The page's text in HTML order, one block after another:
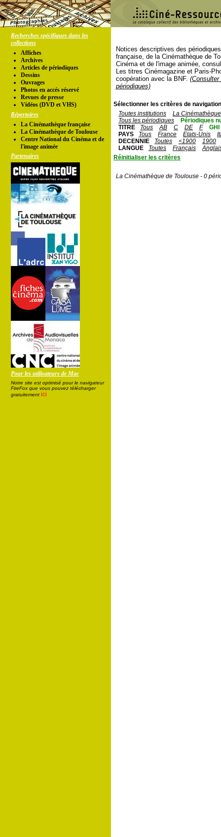
Recherches spécifiques dans les
collections
Affiches
Archives
Articles de périodiques
Dessins
Ouvrages
Photos en accés réservé
Revues de presse
Vidéos (DVD et VHS)
Répertoires
La Cinémathèque française
La Cinémathèque de Toulouse
Centre National du Cinéma et de
l'image animée
Partenaires
Pour les utilisateurs de Mac
Notre site est optimisé pour le navigateur
FireFox que vous pouvez télécharger
gratuitement ici
Notices descriptives des
française, de la Cinémathèque de
Cinéma et de l'image animée,
Les titres Cinémagazine et Paris-
coopération avec la BNF.
périodiques)
Sélectionner les critères de
Toutes institutions
La
Tous les périodiques
Périodiques
TITRE
Tous AB C DE F
GHI
PAYS
Tous France Etats-Unis
DECENNIE
Toutes <1900
1900
LANGUE
Toutes Français
Réinitialiser les critères
La Cinémathèque de Toulouse - 0